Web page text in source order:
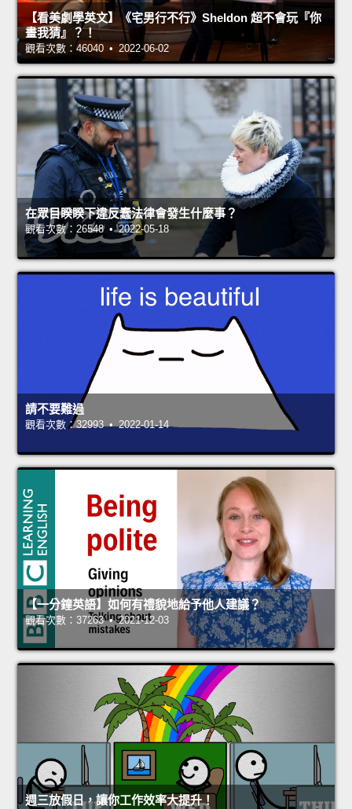
【看美劇學英文】《宅男行不行》Sheldon 超不會玩『你
畫我猜』？！
觀看次數：46040 • 2022-06-02
在眾目睽睽下違反蠢法律會發生什麼事？
觀看次數：26548 • 2022-05-18
請不要難過
觀看次數：32993 • 2022-01-14
【一分鐘英語】如何有禮貌地給予他人建議？
觀看次數：37263 • 2021-12-03
週三放假日，讓你工作效率大提升！